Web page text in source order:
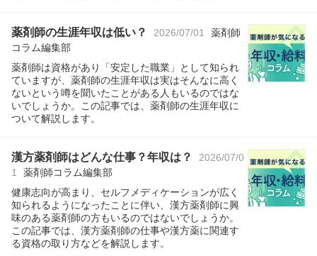
薬剤師の生涯年収は低い？ 2026/07/01
薬剤師
コラム編集部
薬剤師は資格があり「安定した職業」として知られ
ていますが、薬剤師の生涯年収は実はそんなに高く
ないという噂を聞いたことがある人もいるのではな
いでしょうか。この記事では、薬剤師の生涯年収に
ついて解説します。
漢方薬剤師はどんな仕事？年収は？
2026/07/0
1
薬剤師コラム編集部
健康志向が高まり、セルフメディケーションが広く
知られるようになったことに伴い、漢方薬剤師に興
味のある薬剤師の方もいるのではないでしょうか。
この記事では、漢方薬剤師の仕事や漢方薬に関連す
る資格の取り方などを解説します。